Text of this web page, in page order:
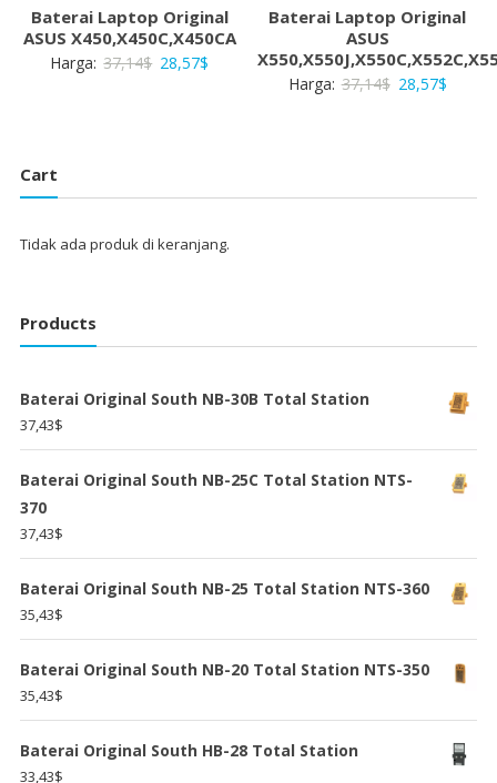
Baterai Laptop Original
ASUS X450,X450C,X450CA
Harga: 37,14$ Harga
28,57$
Baterai Laptop Original
ASUS
Harga: 37,14$ Harga
28,57$Harga
28,57$.
Cart
Tidak ada produk di keranjang.
Products
Baterai Original South NB-30B Total Station
37,43$
Baterai Original South NB-25C Total Station NTS-
370
37,43$
Baterai Original South NB-25 Total Station NTS-360
35,43$
Baterai Original South NB-20 Total Station NTS-350
35,43$
Baterai Original South HB-28 Total Station
33,43$